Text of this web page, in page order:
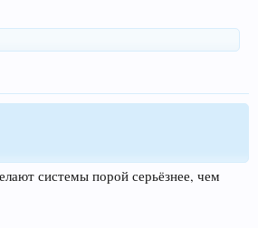
системы порой серьёзнее, чем